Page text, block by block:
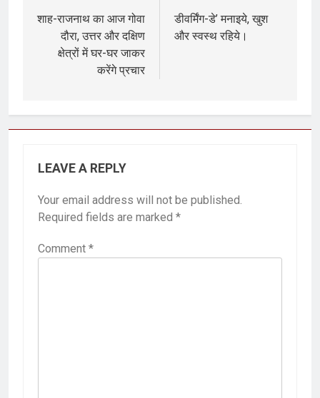
शाह-राजनाथ का आज गोवा
दौरा, उत्तर और दक्षिण
क्षेत्रों में घर-घर जाकर
करेंगे प्रचार
डीवर्मिंग-डे’ मनाइये, खुश
और स्वस्थ रहिये।
LEAVE A REPLY
Your email address will not be published.
Required fields are marked *
Comment *